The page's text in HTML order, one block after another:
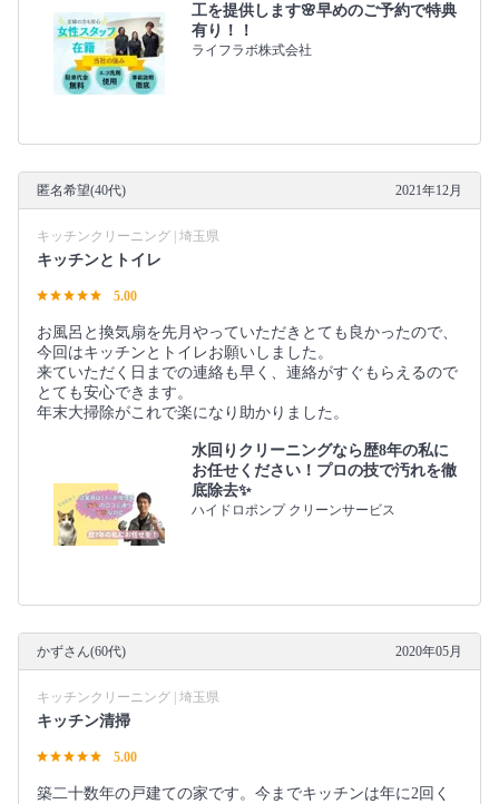
工を提供します🌸早めのご予約で特典
有り！！
ライフラボ株式会社
匿名希望(40代) 2021年12月
キッチンクリーニング | 埼玉県
キッチンとトイレ
5.00
お風呂と換気扇を先月やっていただきとても良かったので、
今回はキッチンとトイレお願いしました。
来ていただく日までの連絡も早く、連絡がすぐもらえるので
とても安心できます。
年末大掃除がこれで楽になり助かりました。
水回りクリーニングなら歴8年の私に
お任せください！プロの技で汚れを徹
底除去✨
ハイドロポンプ クリーンサービス
かずさん(60代) 2020年05月
キッチンクリーニング | 埼玉県
キッチン清掃
5.00
築二十数年の戸建ての家です。今までキッチンは年に2回く